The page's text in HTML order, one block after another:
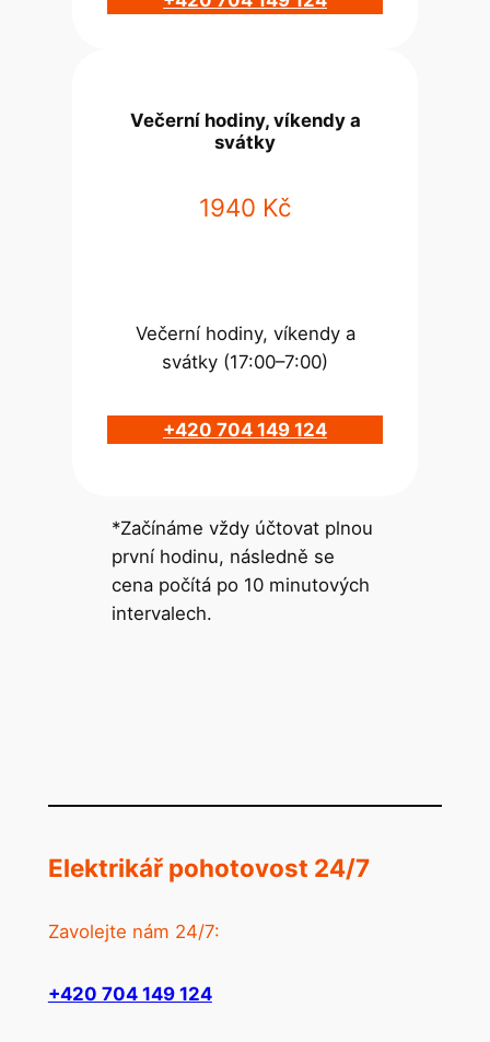
Večerní hodiny, víkendy a
svátky
1940 Kč
Večerní hodiny, víkendy a
svátky (17:00–7:00)
+420 704 149 124
*Začínáme vždy účtovat plnou
první hodinu, následně se
cena počítá po 10 minutových
intervalech.
Elektrikář pohotovost 24/7
Zavolejte nám 24/7:
+420 704 149 124